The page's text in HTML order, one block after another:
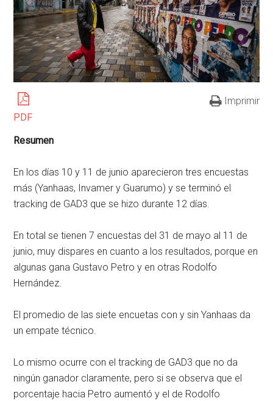
PDF
Imprimir
Resumen
En los días 10 y 11 de junio aparecieron tres encuestas
más (Yanhaas, Invamer y Guarumo) y se terminó el
tracking de GAD3 que se hizo durante 12 días.
En total se tienen 7 encuestas del 31 de mayo al 11 de
junio, muy dispares en cuanto a los resultados, porque en
algunas gana Gustavo Petro y en otras Rodolfo
Hernández.
El promedio de las siete encuetas con y sin Yanhaas da
un empate técnico.
Lo mismo ocurre con el tracking de GAD3 que no da
ningún ganador claramente, pero si se observa que el
porcentaje hacia Petro aumentó y el de Rodolfo